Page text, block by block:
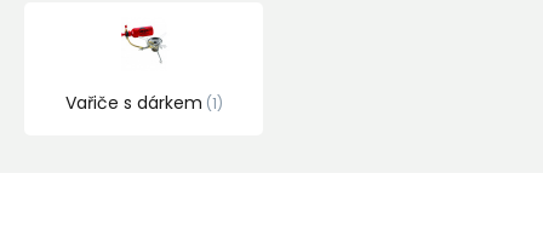
Vařiče s dárkem 1